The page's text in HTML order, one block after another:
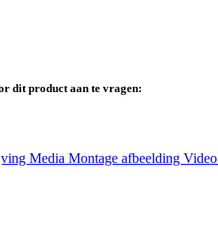
dit product aan te vragen:
Media Montage afbeelding Video